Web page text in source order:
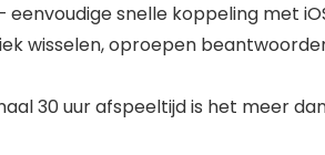
snelle koppeling met
wisselen, oproepen
30 uur afspeeltijd is het meer